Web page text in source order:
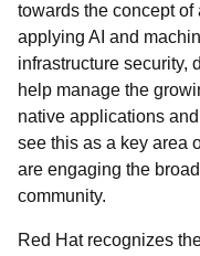
towards the concept of
applying AI and
infrastructure security,
help manage the
native applications
see this as a key area
are engaging the
community.
Red Hat recognizes